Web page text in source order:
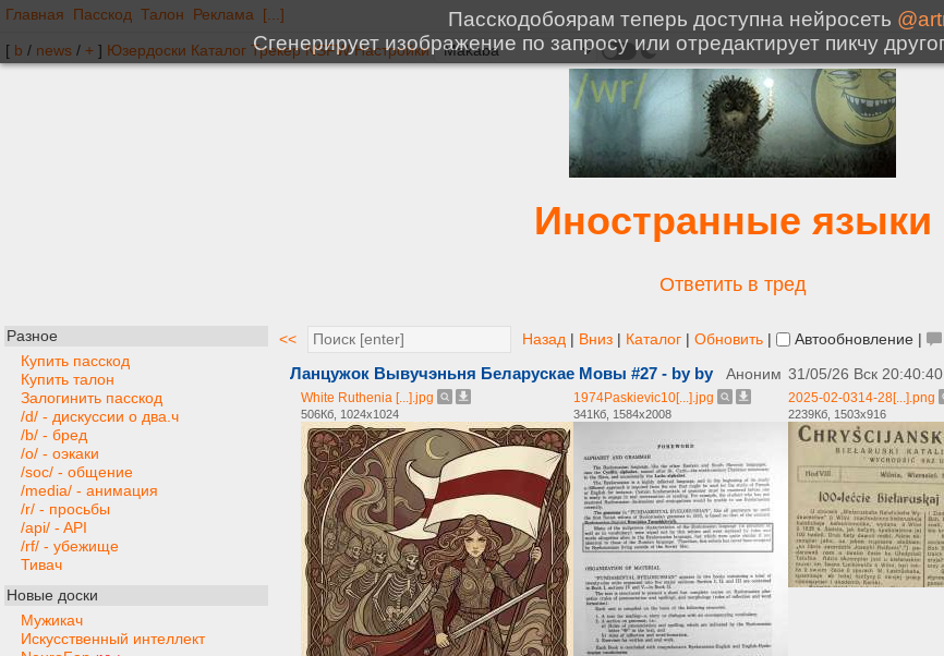
Главная Пасскод Талон Реклама [...]
[ b / news / + ] Юзердоски Каталог Трекер NSFW Настройки
Иностранные языки
Ответить в тред
Разное
Купить пасскод
Купить талон
Залогинить пасскод
/d/ - дискуссии о два.ч
/b/ - бред
/o/ - оэкаки
/soc/ - общение
/media/ - анимация
/r/ - просьбы
/api/ - API
/rf/ - убежище
Тивач
Новые доски
Мужикач
Искусственный интеллект
<< Назад | Вниз | Каталог | Обновить | Автообновление |
Ланцужок Вывучэньня Беларускае Мовы #27 - by by Аноним 31/05/26 Вск 20:40:40
White Ruthenia [...].jpg
506Кб, 1024x1024
1974Paskievic10[...].jpg
341Кб, 1584x2008
2025-02-0314-28[...].png
2239Кб, 1503x916